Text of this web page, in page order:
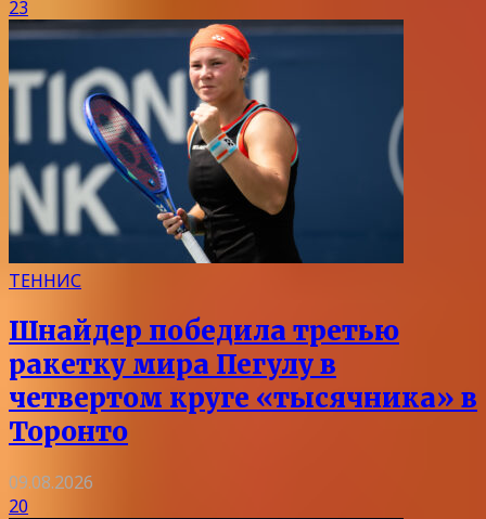
23
ТЕННИС
Шнайдер победила третью
ракетку мира Пегулу в
четвертом круге «тысячника» в
Торонто
09.08.2026
20